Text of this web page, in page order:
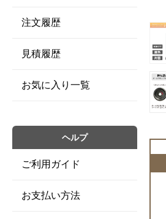
注文履歴
見積履歴
お気に入り一覧
ヘルプ
ご利用ガイド
お支払い方法